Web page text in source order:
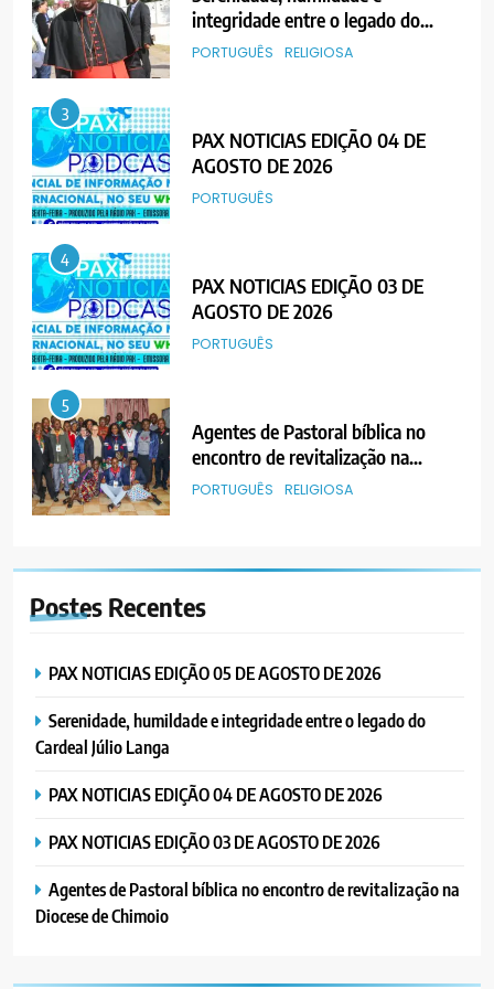
integridade entre o legado do
Cardeal Júlio Langa
PORTUGUÊS RELIGIOSA
3
PAX NOTICIAS EDIÇÃO 04 DE
AGOSTO DE 2026
PORTUGUÊS
4
PAX NOTICIAS EDIÇÃO 03 DE
AGOSTO DE 2026
PORTUGUÊS
5
Agentes de Pastoral bíblica no
encontro de revitalização na
Diocese de Chimoio
PORTUGUÊS RELIGIOSA
“Um movimento eclesial sem
Cristo como centro é uma simples
MERCADO DE INHAMÍZUA:
VENDEDORES FOI ACEITE, MAS
CAMINHO
PORTUGUÊS
8
JUNHO DE 2026
Postes Recentes
PAX NOTICIAS EDIÇÃO 05 DE AGOSTO DE 2026
Serenidade, humildade e integridade entre o legado do
Cardeal Júlio Langa
PAX NOTICIAS EDIÇÃO 04 DE AGOSTO DE 2026
PAX NOTICIAS EDIÇÃO 03 DE AGOSTO DE 2026
Agentes de Pastoral bíblica no encontro de revitalização na
Diocese de Chimoio